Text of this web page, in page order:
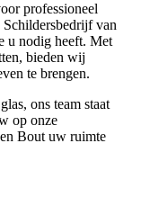
professioneel
van
u nodig heeft. Met
bieden wij
te brengen.
ons team staat
op onze
Bout uw ruimte